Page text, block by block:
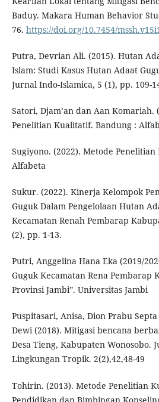
Baduy. Makara Human Behavior
76. https://doi.org/10.7454/
Putra, Devrian Ali. (2015). Hutan
Islam: Studi Kasus Hutan Adaat
Jurnal Indo-Islamica, 5 (1), pp. 109-
Satori, Djam’an dan Aan Komariah.
Penelitian Kualitatif. Bandung :
Sugiyono. (2022). Metode
Alfabeta
Sukur. (2022). Kinerja Kelompok
Guguk Dalam Pengelolaan Hutan
Kecamatan Renah Pembarap
(2), pp. 1-13.
Putri, Anggelina Hana Eka (2019/
Guguk Kecamatan Rena Pembarap
Provinsi Jambi”. Universitas Jambi
Puspitasari, Anisa, Dion Prabu
Dewi (2018). Mitigasi bencana
Desa Tieng, Kabupaten Wonosobo.
Lingkungan Tropik. 2(2),42,48-49
Tohirin. (2013). Metode Penelitian
Pendidikan dan Bimbingan